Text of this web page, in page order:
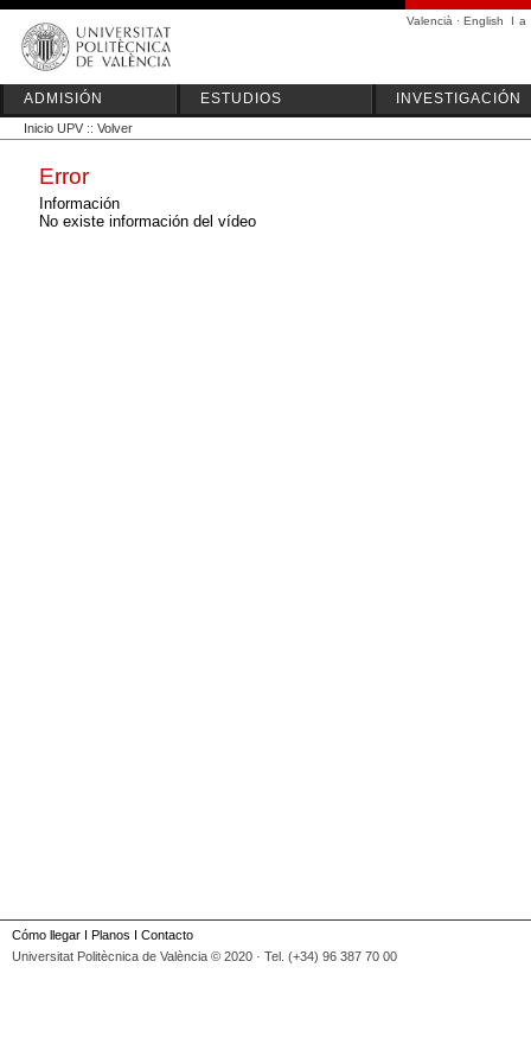
Valencià · English I a
ADMISIÓN ESTUDIOS INVESTIGACIÓN
Inicio UPV :: Volver
Error
Información
No existe información del vídeo
Cómo llegar I Planos I Contacto
Universitat Politècnica de València © 2020 · Tel. (+34) 96 387 70 00